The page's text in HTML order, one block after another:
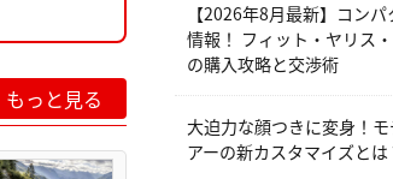
もっと見る
【2026年8月最新】コン
情報！ フィット・ヤリス
の購入攻略と交渉術
大迫力な顔つきに変身！
アーの新カスタマイズとは